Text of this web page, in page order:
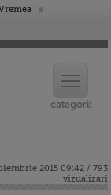
2015 09:42 / 793
vizualizari